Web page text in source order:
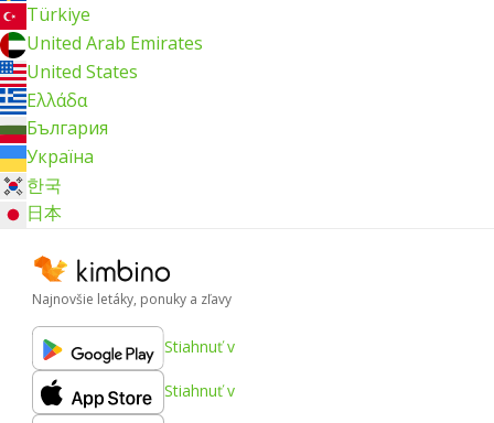
Türkiye
United Arab Emirates
United States
Ελλάδα
България
Україна
한국
日本
Najnovšie letáky, ponuky a zľavy
Stiahnuť v
Stiahnuť v